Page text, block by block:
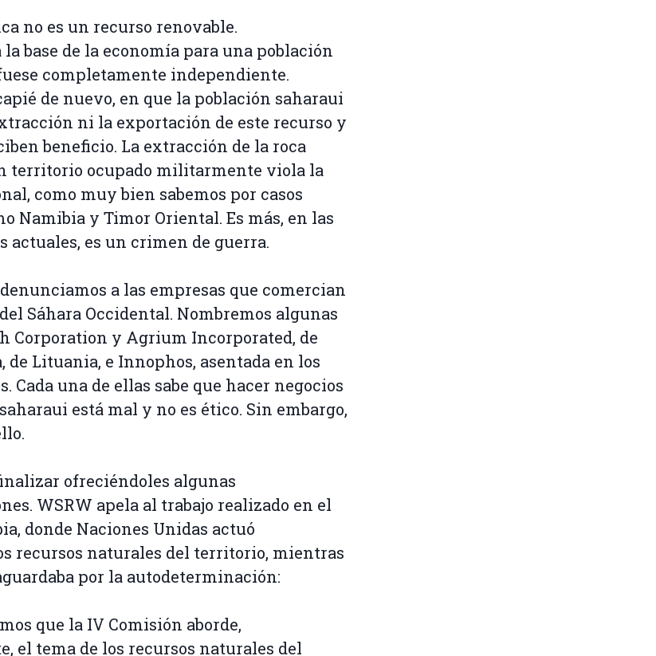
no es un recurso renovable.
base de la economía para una población
completamente independiente.
de nuevo, en que la población saharaui
ni la exportación de este recurso y
beneficio. La extracción de la roca
territorio ocupado militarmente viola la
como muy bien sabemos por casos
Namibia y Timor Oriental. Es más, en las
actuales, es un crimen de guerra.
a las empresas que comercian
Sáhara Occidental. Nombremos algunas
Corporation y Agrium Incorporated, de
de Lituania, e Innophos, asentada en los
Cada una de ellas sabe que hacer negocios
está mal y no es ético. Sin embargo,
ofreciéndoles algunas
WSRW apela al trabajo realizado en el
donde Naciones Unidas actuó
recursos naturales del territorio, mientras
por la autodeterminación:
que la IV Comisión aborde,
el tema de los recursos naturales del